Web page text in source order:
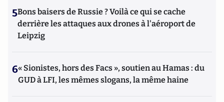
5Bons baisers de Russie ? Voilà ce qui se cache
derrière les attaques aux drones à l'aéroport de
Leipzig
6« Sionistes, hors des Facs », soutien au Hamas : du
GUD à LFI, les mêmes slogans, la même haine